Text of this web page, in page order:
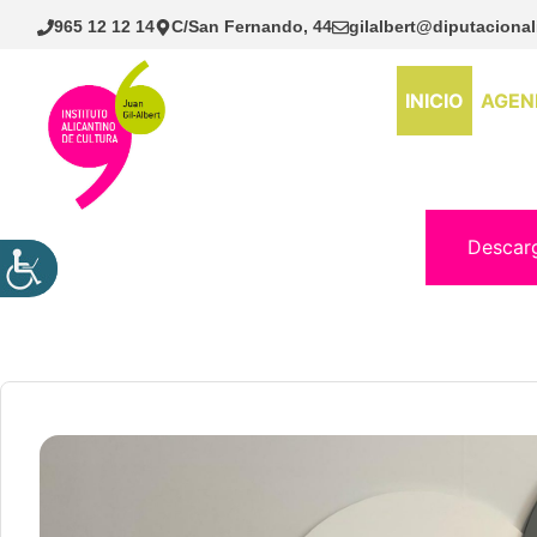
Saltar
965 12 12 14 C/San Fernando, 44
INICIO